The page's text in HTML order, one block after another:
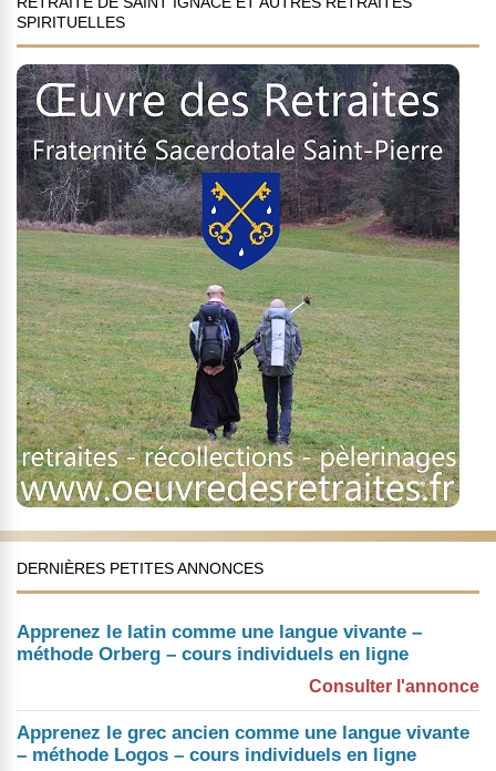
SPIRITUELLES
DERNIÈRES PETITES ANNONCES
Apprenez le latin comme une langue vivante –
méthode Orberg – cours individuels en ligne
Consulter l'annonce
Apprenez le grec ancien comme une langue vivante
– méthode Logos – cours individuels en ligne